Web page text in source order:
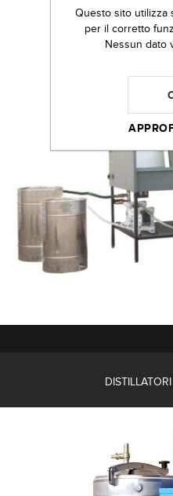
Questo sito utilizza
per il corretto
Nessun dato